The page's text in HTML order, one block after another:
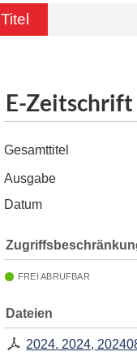
Titel
E-Zeitschrift
Gesamttitel
Ausgabe
Datum
FREI ABRUFBAR
Dateien
2024. 2024,